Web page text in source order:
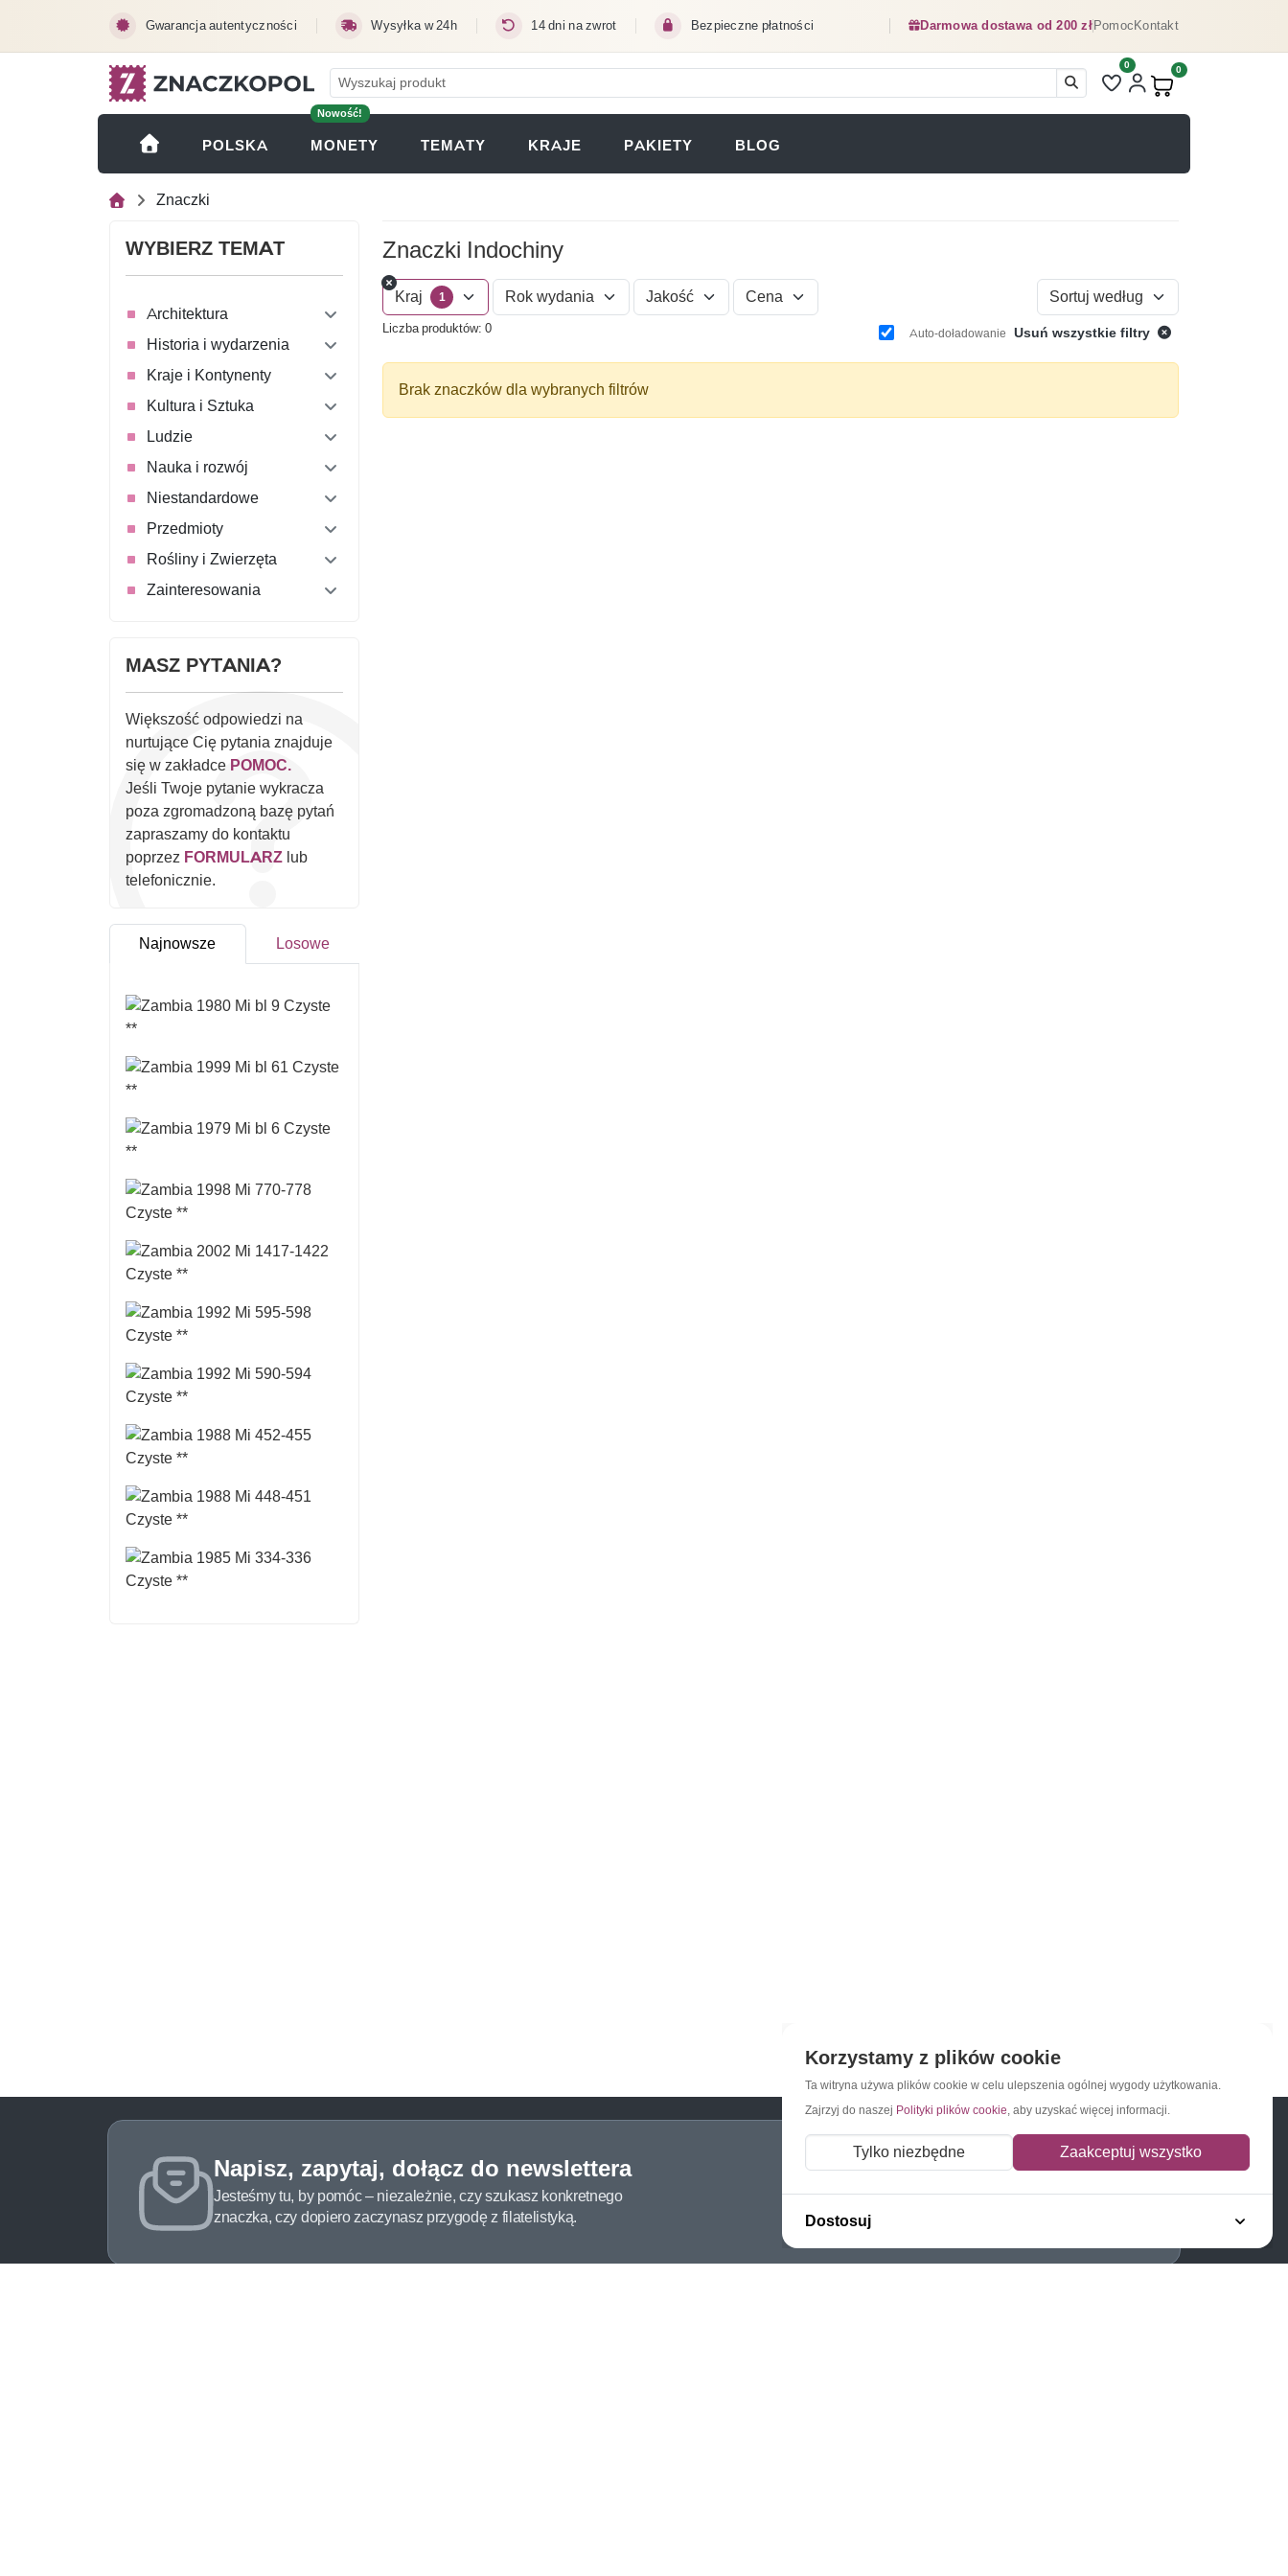
Gwarancja autentyczności Wysyłka w 24h 14 dni na zwrot Bezpieczne płatności Darmowa dostawa od 200 złPomocKontakt
Liczba pozycji na liście
0
Produkty w koszyku:
0
POLSKA
Nowość!
MONETY (OTWIERA SIĘ W NOWEJ KARCIE)
TEMATY KRAJE PAKIETY BLOG
Znaczki
WYBIERZ TEMAT
Architektura
Historia i wydarzenia
Kraje i Kontynenty
Kultura i Sztuka
Ludzie
Nauka i rozwój
Niestandardowe
Przedmioty
Rośliny i Zwierzęta
Zainteresowania
MASZ PYTANIA?
Większość odpowiedzi na
nurtujące Cię pytania znajduje
się w zakładce POMOC.
Jeśli Twoje pytanie wykracza
poza zgromadzoną bazę pytań
zapraszamy do kontaktu
poprzez FORMULARZ lub
telefonicznie.
Najnowsze Losowe
Znaczki Indochiny
Kraj 1 Rok wydania Jakość Cena Sortuj według
Liczba produktów: 0 Auto-doładowanie Usuń wszystkie filtry
Brak znaczków dla wybranych filtrów
Napisz, zapytaj, dołącz do newslettera
Jesteśmy tu, by pomóc – niezależnie, czy szukasz konkretnego
znaczka, czy dopiero zaczynasz przygodę z filatelistyką.
Napisz do nas Zapisz się do newslettera
Korzystamy z plików cookie
Ta witryna używa plików cookie w celu ulepszenia ogólnej wygody użytkowania.
Zajrzyj do naszej Polityki plików cookie, aby uzyskać więcej informacji.
Tylko niezbędne Zaakceptuj wszystko
Dostosuj